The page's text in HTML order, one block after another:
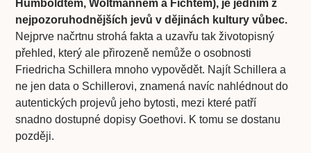
Humboldtem, Woltmannem a Fichtem), je jedním z
nejpozoruhodnějších jevů v dějinách kultury vůbec.
Nejprve načrtnu strohá fakta a uzavřu tak životopisný
přehled, který ale přirozeně nemůže o osobnosti
Friedricha Schillera mnoho vypovědět. Najít Schillera a
ne jen data o Schillerovi, znamená navíc nahlédnout do
autentických projevů jeho bytosti, mezi které patří
snadno dostupné dopisy Goethovi. K tomu se dostanu
později.